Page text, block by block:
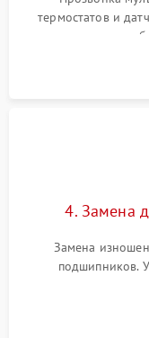
термостатов и
конденсатора,
тепловым
4. Замена
Замена
подшипников.
конденсатора,